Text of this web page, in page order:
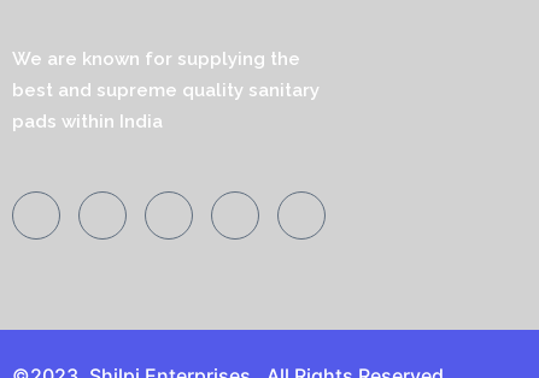
We are known for supplying the
best and supreme quality sanitary
pads within India